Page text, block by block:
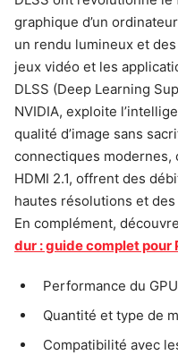
graphique d’un
un rendu lumineux et
jeux vidéo et les
DLSS (Deep Learning
NVIDIA, exploite
qualité d’image sans
connectiques modernes,
HDMI 2.1, offrent des
hautes résolutions et
En complément,
dur : guide complet pour
Performance du
Quantité et type de
Compatibilité avec